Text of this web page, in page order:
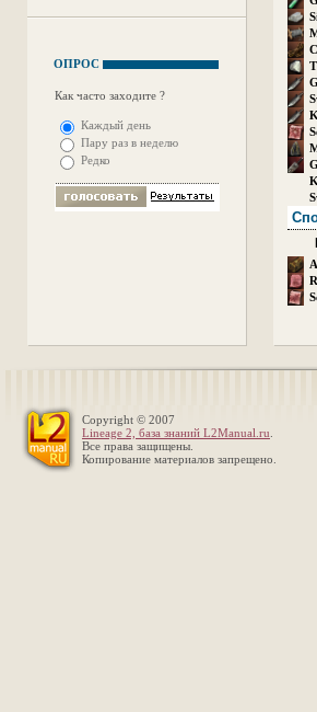
ОПРОС
Как часто заходите ?
Каждый день
Пару раз в неделю
Редко
Copyright © 2007
Lineage 2, база знаний L2Manual.ru
Все права защищены.
Копирование материалов запрещено.